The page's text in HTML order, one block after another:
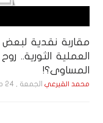
مقاربة نقدية
العملية الثورية..
المساوى؟!
محمد القيرعي الجمعة , 24 ديـسـمـبـر , 2021 الساعة 6:34:37 PM